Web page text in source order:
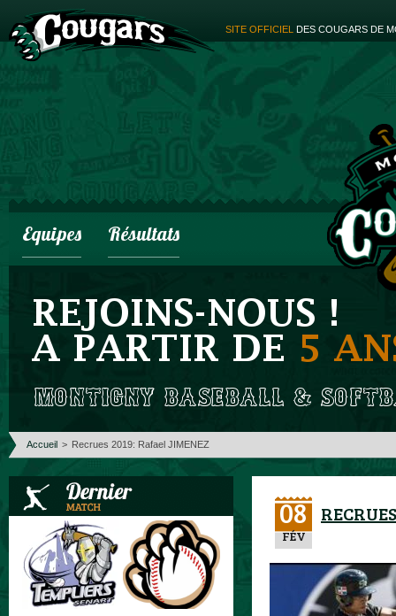
SITE OFFICIEL DES COUGARS DE
Equipes Résultats
Accueil > Recrues 2019: Rafael JIMENEZ
08
FÉV